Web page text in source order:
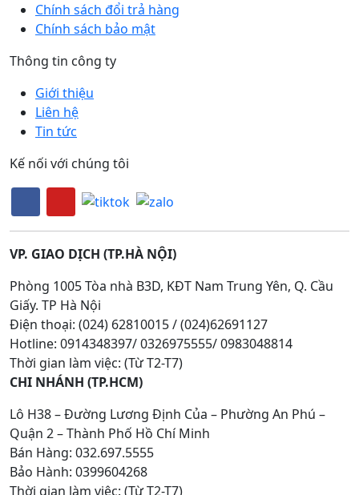
Chính sách đổi trả hàng
Chính sách bảo mật
Thông tin công ty
Giới thiệu
Liên hệ
Tin tức
Kế nối với chúng tôi
VP. GIAO DỊCH (TP.HÀ NỘI)
Phòng 1005 Tòa nhà B3D, KĐT Nam Trung Yên, Q. Cầu
Giấy. TP Hà Nội
Điện thoại: (024) 62810015 / (024)62691127
Hotline: 0914348397/ 0326975555/ 0983048814
Thời gian làm việc: (Từ T2-T7)
CHI NHÁNH (TP.HCM)
Lô H38 – Đường Lương Định Của – Phường An Phú –
Quận 2 – Thành Phố Hồ Chí Minh
Bán Hàng: 032.697.5555
Bảo Hành: 0399604268
Thời gian làm việc: (Từ T2-T7)